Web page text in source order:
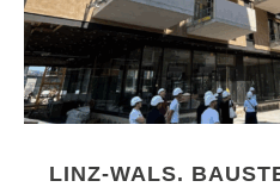
LINZ-WALS.